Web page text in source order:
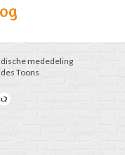
mededeling
Toons